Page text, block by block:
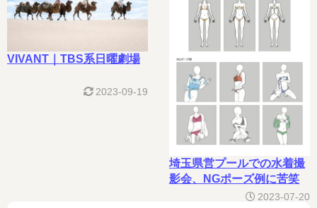
VIVANT｜TBS系日曜劇場
2023-09-19
埼玉県営プールでの水着撮
影会、NGポーズ例に苦笑
2023-07-20